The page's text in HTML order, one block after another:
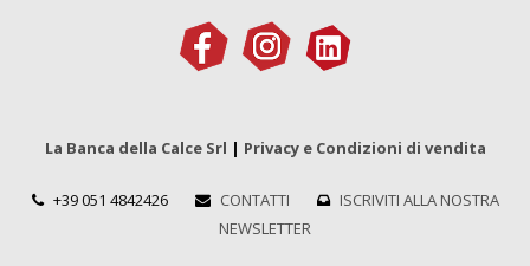
La Banca della Calce Srl | Privacy e Condizioni di vendita
+39 051 4842426 CONTATTI
ISCRIVITI ALLA NOSTRA
NEWSLETTER